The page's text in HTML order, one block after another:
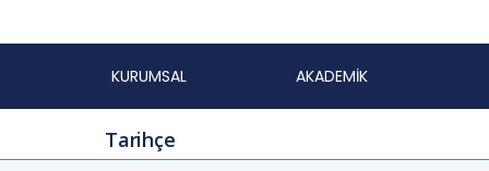
KURUMSAL AKADEMİK
Tarihçe